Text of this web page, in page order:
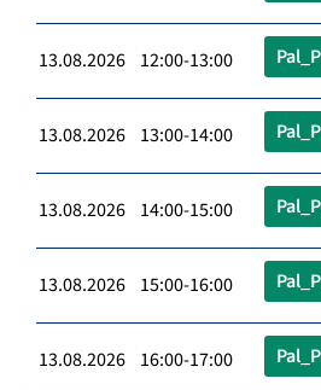
13.08.2026 12:00-13:00
13.08.2026 13:00-14:00
13.08.2026 14:00-15:00
13.08.2026 15:00-16:00
13.08.2026 16:00-17:00